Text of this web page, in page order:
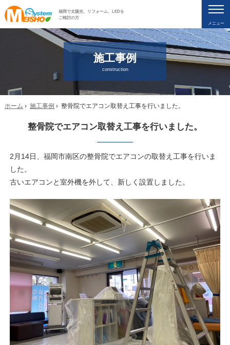
福岡で太陽光、リフォーム、LEDを
ご検討の方
メニュー
施工事例
construction
ホーム › 施工事例 › 整骨院でエアコン取替え工事を行いました。
整骨院でエアコン取替え工事を行いました。
2月14日、福岡市南区の整骨院でエアコンの取替え工事を行いま
した。
古いエアコンと室外機を外して、新しく設置しました。